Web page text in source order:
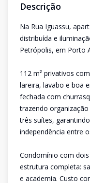
Descrição
Na Rua Iguassu,
distribuída e
Petrópolis, em Porto
112 m² privativos
lareira, lavabo e boa
fechada com
trazendo
três suítes,
independência entre
Condomínio com
estrutura completa:
e academia. Custo